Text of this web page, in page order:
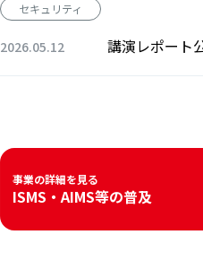
セキュリティ
2026.05.12 講演レポート
事業の詳細を見る
ISMS・AIMS等の普及